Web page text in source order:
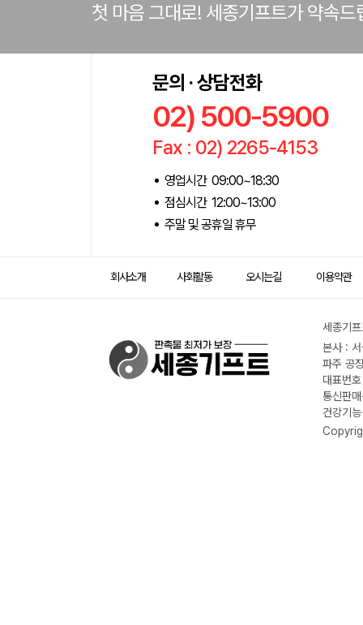
첫 마음 그대로! 세종기프트가 약속드
문의 · 상담전화
02) 500-5900
Fax : 02) 2265-4153
영업시간 09:00~18:30
점심시간 12:00~13:00
주말 및 공휴일 휴무
회사소개 사회활동 오시는길 이용약관
세종기
본사 :
파주 공
대표번
통신판
건강기